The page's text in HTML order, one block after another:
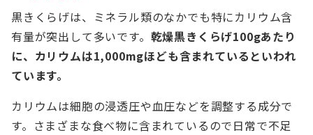
黒きくらげは、ミネラル類のなかでも特にカリウム含
有量が突出して多いです。 乾燥黒きくらげ100gあたり
に、カリウムは1,000mgほども含まれているといわれ
ています。
カリウムは細胞の浸透圧や血圧などを調整する成分で
す。さまざまな食べ物に含まれているので日常で不足